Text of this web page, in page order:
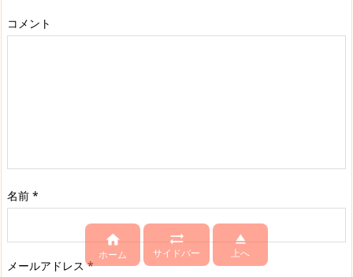
コメント
名前 *
メールアドレス*

ホーム

サイドバー

上へ